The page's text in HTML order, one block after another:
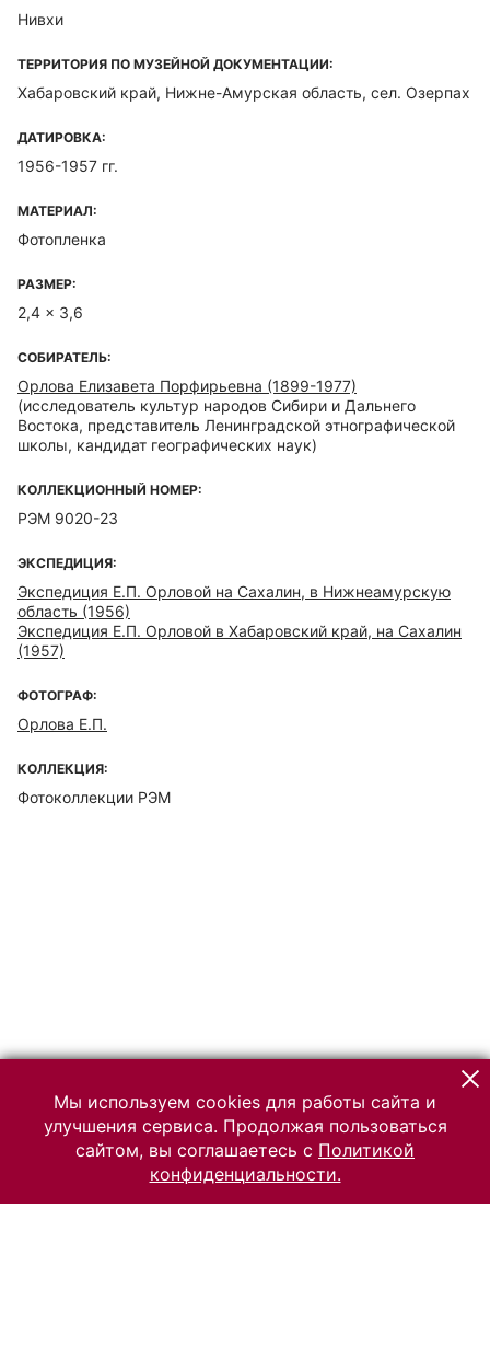
Нивхи
ТЕРРИТОРИЯ ПО МУЗЕЙНОЙ ДОКУМЕНТАЦИИ:
Хабаровский край, Нижне-Амурская область, сел. Озерпах
ДАТИРОВКА:
1956-1957 гг.
МАТЕРИАЛ:
Фотопленка
РАЗМЕР:
2,4 x 3,6
СОБИРАТЕЛЬ:
Орлова Елизавета Порфирьевна (1899-1977)
(исследователь культур народов Сибири и Дальнего
Востока, представитель Ленинградской этнографической
школы, кандидат географических наук)
КОЛЛЕКЦИОННЫЙ НОМЕР:
РЭМ 9020-23
ЭКСПЕДИЦИЯ:
Экспедиция Е.П. Орловой на Сахалин, в Нижнеамурскую
область (1956)
Экспедиция Е.П. Орловой в Хабаровский край, на Сахалин
(1957)
ФОТОГРАФ:
Орлова Е.П.
КОЛЛЕКЦИЯ:
Фотоколлекции РЭМ
Мы используем cookies для работы сайта и
улучшения сервиса. Продолжая пользоваться
сайтом, вы соглашаетесь с Политикой
конфиденциальности.